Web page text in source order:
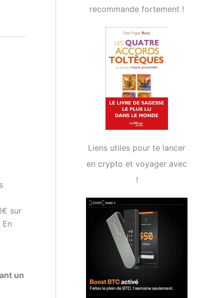
sur
un
recommande fortement !
Liens utiles pour te lancer
en crypto et voyager avec
!